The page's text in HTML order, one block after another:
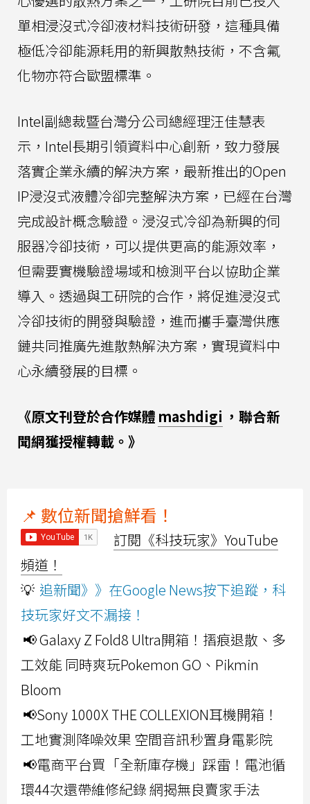
單相浸沒式冷卻液材料技術研發，這種具備
極低冷卻能源耗用的新興散熱技術，不含氟
化物亦符合歐盟標準。
Intel副總裁暨台灣分公司總經理汪佳慧表
示，Intel長期引領資料中心創新，致力發展
落實企業永續的解決方案，最新推出的Open
IP浸沒式液體冷卻完整解決方案，已經在台灣
完成設計概念驗證。浸沒式冷卻為新興的伺
服器冷卻技術，可以提供更高的能源效率，
但需要實機驗證場域和檢測平台以協助企業
導入。透過與工研院的合作，將促進浸沒式
冷卻技術的開發與驗證，進而攜手臺灣供應
鏈共同推廣先進散熱解決方案，實現資料中
心永續發展的目標。
《原文刊登於合作媒體 mashdigi ，聯合新
聞網獲授權轉載。》
📌 數位新聞搶鮮看！
訂閱《科技玩家》YouTube
頻道！
💡 追新聞》》在Google News按下追蹤，科
技玩家好文不漏接！
📢 Galaxy Z Fold8 Ultra開箱！摺痕退散、多
工效能 同時爽玩Pokemon GO、Pikmin
Bloom
📢Sony 1000X THE COLLEXION耳機開箱！
工地實測降噪效果 空間音訊秒置身電影院
📢電商平台買「全新庫存機」踩雷！電池循
環44次還帶維修紀錄 網揭無良賣家手法